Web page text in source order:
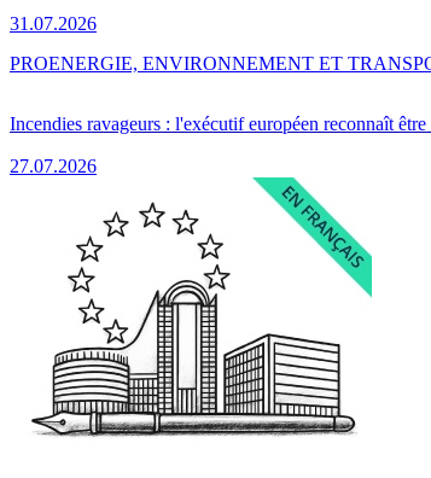
31.07.2026
Incendies ravageurs : l'exécutif européen reconnaît être
27.07.2026
PROENERGIE, ENVIRONNEMENT ET